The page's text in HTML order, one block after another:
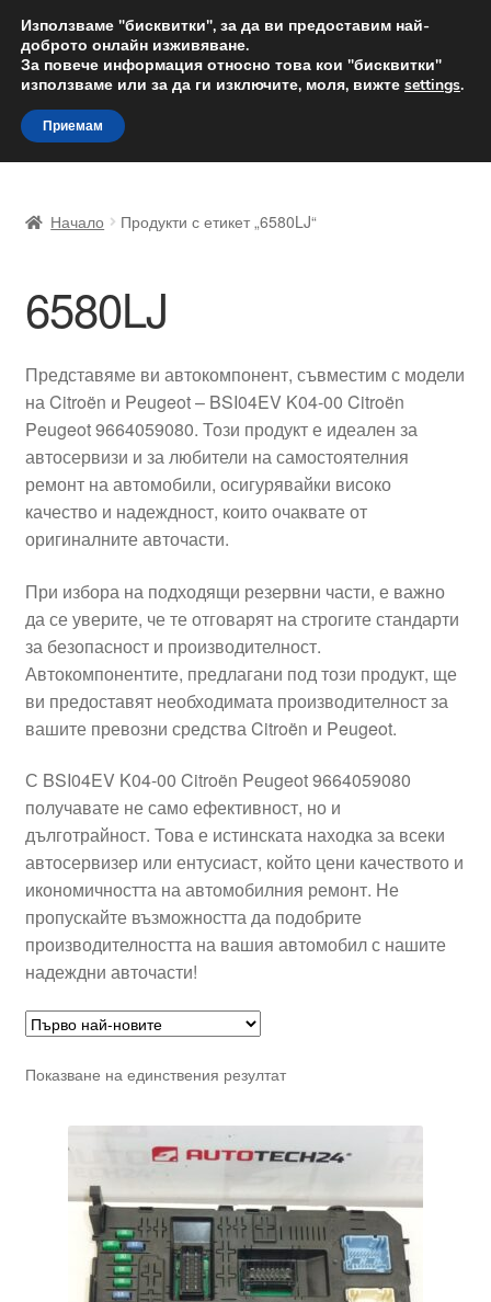
ДОСТАВКА от 12 лв.
Доставка по целия свят
Skip
to
navigation
Skip
to
content
Доставка по целия свят
Жалби
Количка
Контакт
Плащанията
Политика за поверителност
Правила и условия
Разгледайте
Транспорт
Начало Продукти с етикет „6580LJ“
6580LJ
Представяме ви автокомпонент, съвместим с модели
на Citroën и Peugeot – BSI04EV K04-00 Citroën
Peugeot 9664059080. Този продукт е идеален за
автосервизи и за любители на самостоятелния
ремонт на автомобили, осигурявайки високо
качество и надеждност, които очаквате от
оригиналните авточасти.
При избора на подходящи резервни части, е важно
да се уверите, че те отговарят на строгите стандарти
за безопасност и производителност.
Автокомпонентите, предлагани под този продукт, ще
ви предоставят необходимата производителност за
вашите превозни средства Citroën и Peugeot.
С BSI04EV K04-00 Citroën Peugeot 9664059080
получавате не само ефективност, но и
дълготрайност. Това е истинската находка за всеки
автосервизер или ентусиаст, който цени качеството и
икономичността на автомобилния ремонт. Не
пропускайте възможността да подобрите
производителността на вашия автомобил с нашите
надеждни авточасти!
Показване на единствения резултат
Използваме "бисквитки", за да ви предоставим най-
доброто онлайн изживяване.
За повече информация относно това кои "бисквитки"
използваме или за да ги изключите, моля, вижте settings.
Приемам